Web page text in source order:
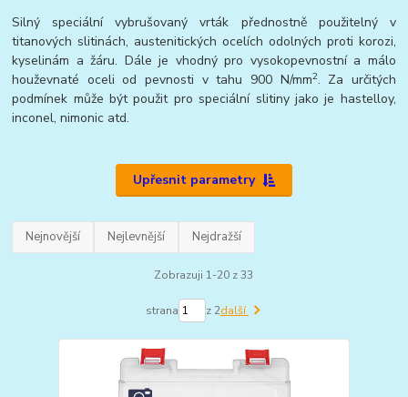
Silný speciální vybrušovaný vrták přednostně použitelný v
titanových slitinách, austenitických ocelích odolných proti korozi,
kyselinám a žáru. Dále je vhodný pro vysokopevnostní a málo
houževnaté oceli od pevnosti v tahu 900 N/mm2. Za určitých
podmínek může být použit pro speciální slitiny jako je hastelloy,
inconel, nimonic atd.
Upřesnit parametry
Nejnovější Nejlevnější Nejdražší
Zobrazuji 1-20 z 33
strana z 2další